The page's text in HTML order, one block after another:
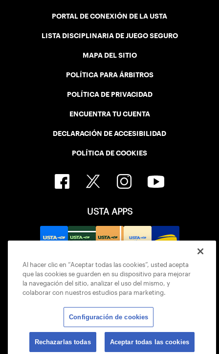
PORTAL DE CONEXIÓN DE LA USTA
LISTA DISCIPLINARIA DE JUEGO SEGURO
MAPA DEL SITIO
POLÍTICA PARA ÁRBITROS
POLÍTICA DE PRIVACIDAD
ENCUENTRA TU CUENTA
DECLARACIÓN DE ACCESIBILIDAD
POLÍTICA DE COOKIES
USTA APPS
© 2026 USTA ALL RIGHTS RESERVED
Al hacer clic en “Aceptar todas las cookies”, usted acepta
que las cookies se guarden en su dispositivo para mejorar
la navegación del sitio, analizar el uso del mismo, y
colaborar con nuestros estudios para marketing.
Configuración de cookies
Rechazarlas todas Aceptar todas las cookies